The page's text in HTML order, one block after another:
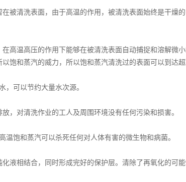
清洗表面，由于高温的作用，被清洗表面始终是干燥
温高压的作用下能够在被清洗表面自动捕捉和溶解微
饱和蒸汽的威力，所以饱和蒸汽清洗过的表面可以到达超
可以节约大量水次源。
对清洗作业的工人及周围环境没有任何污染和损害。
饱和蒸汽可以杀死任何对人体有害的微生物和病菌。
相结合，同时形成完好的保护层。清除了再氧化的可能